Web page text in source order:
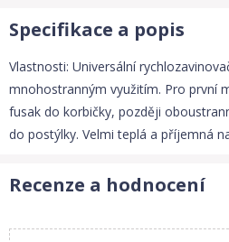
Specifikace a popis
Vlastnosti: Universální
mnohostranným využitím. Pro první
fusak do korbičky, později
do postýlky. Velmi teplá a příjemná
Recenze a hodnocení